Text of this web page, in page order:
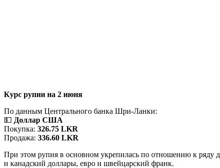
Курс рупии на 2 июня
По данным Центрального банка Шри-Ланки:
💵 Доллар США
Покупка: 326.75 LKR
Продажа: 336.60 LKR
При этом рупия в основном укрепилась по отношению к ряду
и канадский доллары, евро и швейцарский франк.